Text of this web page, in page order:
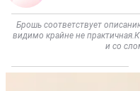
Брошь соответствует
видимо крайне не
и со